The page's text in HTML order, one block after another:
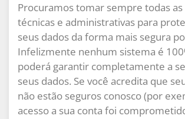
Procuramos tomar sempre todas as
técnicas e administrativas para
seus dados da forma mais segura
Infelizmente nenhum sistema é
poderá garantir completamente a
seus dados. Se você acredita que
não estão seguros conosco (por
acesso a sua conta foi